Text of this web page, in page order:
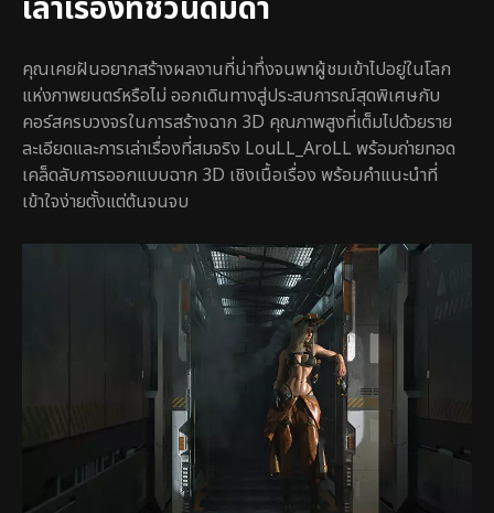
คุณเคยฝันอยากสร้างผลงานที่น่าทึ่งจนพาผู้ชมเข้าไปอยู่ในโลก
แห่งภาพยนตร์หรือไม่ ออกเดินทางสู่ประสบการณ์สุดพิเศษกับ
คอร์สครบวงจรในการสร้างฉาก 3D คุณภาพสูงที่เต็มไปด้วยราย
ละเอียดและการเล่าเรื่องที่สมจริง LouLL_AroLL พร้อมถ่ายทอด
เคล็ดลับการออกแบบฉาก 3D เชิงเนื้อเรื่อง พร้อมคำแนะนำที่
เข้าใจง่ายตั้งแต่ต้นจนจบ